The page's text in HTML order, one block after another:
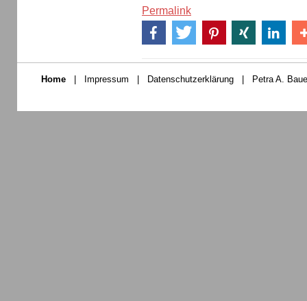
Permalink
Home | Impressum | Datenschutzerklärung | Petra A.